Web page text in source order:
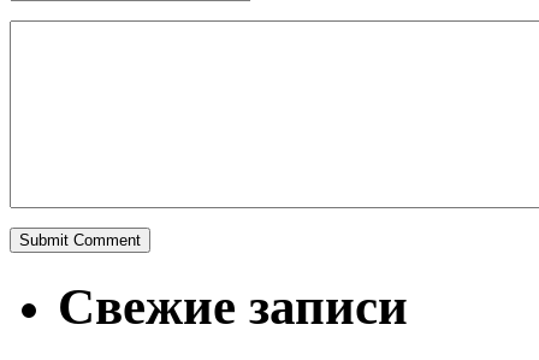
Свежие записи